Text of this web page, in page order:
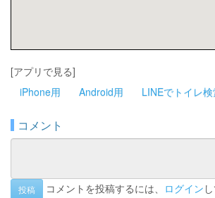
[アプリで見る]
iPhone用
Android用 LINEでトイレ
コメント
投稿 コメントを投稿するには、 ログイン